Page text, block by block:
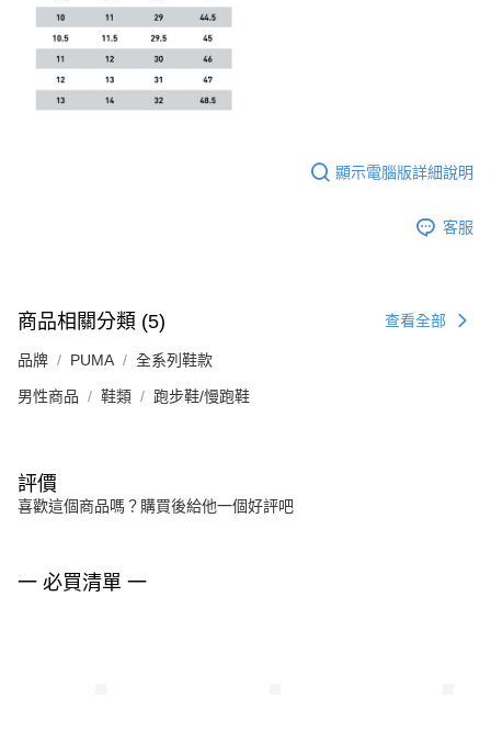
顯示電腦版詳細說明
客服
商品相關分類 (5) 查看全部
品牌 PUMA 全系列鞋款
男性商品 鞋類 跑步鞋/慢跑鞋
評價
喜歡這個商品嗎？購買後給他一個好評吧
一 必買清單 一